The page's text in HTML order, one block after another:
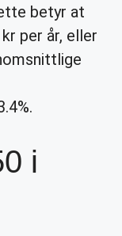
betyr at
per år, eller
i